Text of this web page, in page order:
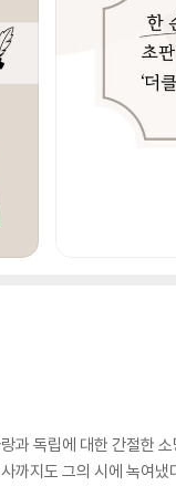
과 독립에 대한 간절한
까지도 그의 시에 녹여